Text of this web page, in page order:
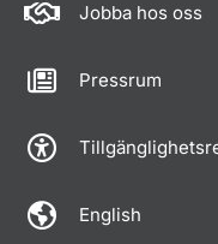
Jobba hos oss
Pressrum
English